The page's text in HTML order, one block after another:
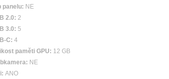
panelu: NE
2.0: 2
3.0: 5
C: 4
paměti GPU: 12 GB
NE
ANO